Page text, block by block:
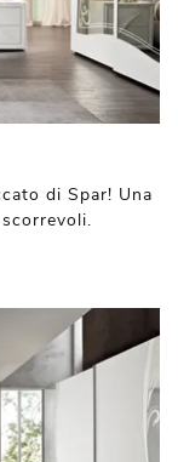
di Spar! Una